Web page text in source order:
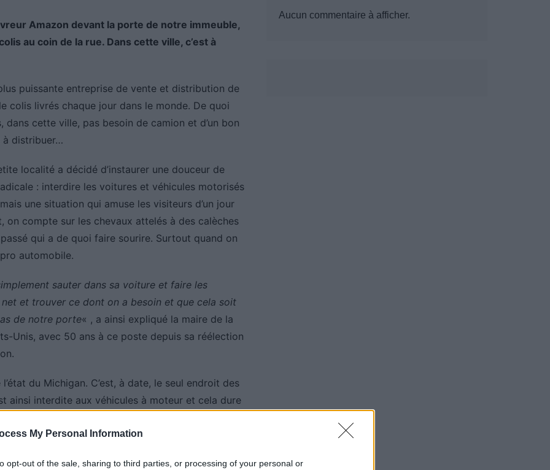
My Personal Information
opt-out of the sale, sharing to third parties, or processing of your personal or
Amazon devant la porte de notre immeuble,
au coin de la rue. Dans cette ville, c’est à
puissante entreprise de vente et distribution de
colis livrés chaque jour dans le monde. De quoi
cette ville, pas besoin de camion et d’un bon
à distribuer…
localité a décidé d’instaurer une douceur de
: interdire les voitures et véhicules motorisés
une situation qui amuse les visiteurs d’un jour
on compte sur les chevaux attelés à des calèches
qui a de quoi faire sourire. Surtout quand on
automobile.
sauter dans sa voiture et faire les
et trouver ce dont on a besoin et que cela soit
de notre porte« , a ainsi expliqué la maire de la
Unis, avec 50 ans à ce poste depuis sa réélection
du Michigan. C’est, à date, le seul endroit des
ainsi interdite aux véhicules à moteur et cela dure
il faut débourser 38 dollars et prendre un ferry
ne dure qu’une grosse demi heure. Sur place, il
un Starbucks mais impossible de tout trouver.
Aucun commentaire à afficher.